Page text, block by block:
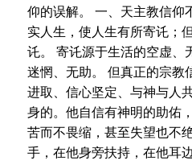
仰的误解。 一、天主教信仰
实人生，使人生有所寄讬；
讬。 寄讬源于生活的空虚、
迷惘、无助。 但真正的宗教
进取、信心坚定、与神与人
身的。他自信有神明的助佑
苦而不畏缩，甚至失望也不
手，在他身旁扶持，在他耳